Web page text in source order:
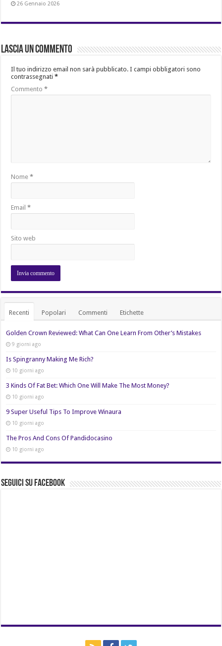
26 Gennaio 2026
Lascia un commento
Il tuo indirizzo email non sarà pubblicato. I campi obbligatori sono
contrassegnati*
Commento*
Nome*
Email*
Sito web
Recenti Popolari Commenti Etichette
Golden Crown Reviewed: What Can One Learn From Other’s Mistakes
9 giorni ago
Is Spingranny Making Me Rich?
10 giorni ago
3 Kinds Of Fat Bet: Which One Will Make The Most Money?
10 giorni ago
9 Super Useful Tips To Improve Winaura
10 giorni ago
The Pros And Cons Of Pandidocasino
10 giorni ago
Seguici su Facebook